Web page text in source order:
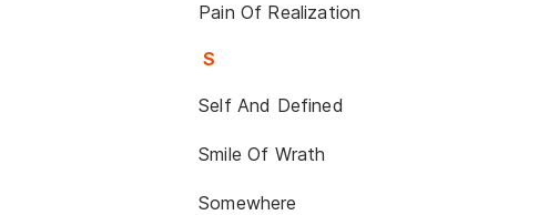
Pain Of Realization
S
Self And Defined
Smile Of Wrath
Somewhere